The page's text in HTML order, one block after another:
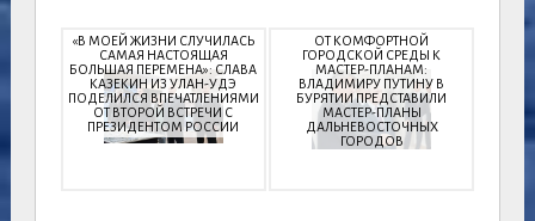
«В МОЕЙ ЖИЗНИ СЛУЧИЛАСЬ
САМАЯ НАСТОЯЩАЯ
БОЛЬШАЯ ПЕРЕМЕНА»: СЛАВА
КАЗЕКИН ИЗ УЛАН-УДЭ
ПОДЕЛИЛСЯ ВПЕЧАТЛЕНИЯМИ
ОТ ВТОРОЙ ВСТРЕЧИ С
ПРЕЗИДЕНТОМ РОССИИ
ОТ КОМФОРТНОЙ
ГОРОДСКОЙ СРЕДЫ К
МАСТЕР-ПЛАНАМ:
ВЛАДИМИРУ ПУТИНУ В
БУРЯТИИ ПРЕДСТАВИЛИ
МАСТЕР-ПЛАНЫ
ДАЛЬНЕВОСТОЧНЫХ
ГОРОДОВ